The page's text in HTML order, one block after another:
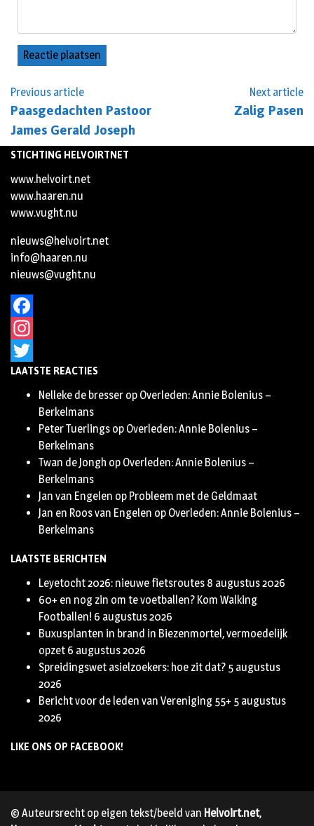
Previous article
Paasgedachten Pastoor
James Gerald Joseph
Next article
Zalig Pasen
STICHTING HELVOIRTNET
www.helvoirt.net
www.haaren.nu
www.vught.nu
nieuws@helvoirt.net
info@haaren.nu
nieuws@vught.nu
Facebook
Instagram
Twitter
LAATSTE REACTIES
Nelleke de bresser op Overleden: Annie Bolenius –
Berkelmans
Peter Tuerlings op Overleden: Annie Bolenius –
Berkelmans
Twan de Jongh op Overleden: Annie Bolenius –
Berkelmans
Jan van Engelen op Probleem met de Geldmaat
Jan en Roos van Engelen op Overleden: Annie Bolenius –
Berkelmans
LAATSTE BERICHTEN
Leyetocht 2026: nieuwe fietsroutes 8 augustus 2026
60+ en nog zin om te voetballen? Kom Walking
Footballen! 6 augustus 2026
Buxusplanten in brand in Biezenmortel, vermoedelijk
opzet 6 augustus 2026
Spreidingswet asielzoekers: hoe zit dat? 5 augustus
2026
Bericht voor de leden van Vereniging 55+ 5 augustus
2026
LIKE ONS OP FACEBOOK!
© Auteursrecht op eigen tekst/beeld van Helvoirt.net,